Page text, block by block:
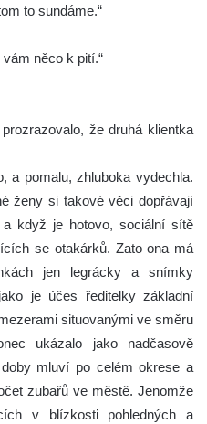
to sundáme.“
něco k pití.“
že druhá klientka
a pomalu, zhluboka vydechla.
ženy si takové věci dopřávají
když je hotovo, sociální sítě
se otakárků. Zato ona má
jen legrácky a snímky
je účes ředitelky základní
situovanými ve směru
ukázalo jako nadčasově
mluví po celém okrese a
zubařů ve městě. Jenomže
v blízkosti pohledných a